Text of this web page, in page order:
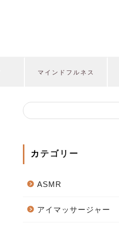
マインドフルネス
カテゴリー
ASMR
アイマッサージャー